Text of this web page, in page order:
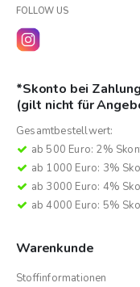
FOLLOW US
*Skonto bei
(gilt nicht für
Gesamtbestellwert:
ab 500 Euro: 2%
ab 1000 Euro: 3%
ab 3000 Euro: 4%
ab 4000 Euro: 5%
Warenkunde
Stoffinformationen